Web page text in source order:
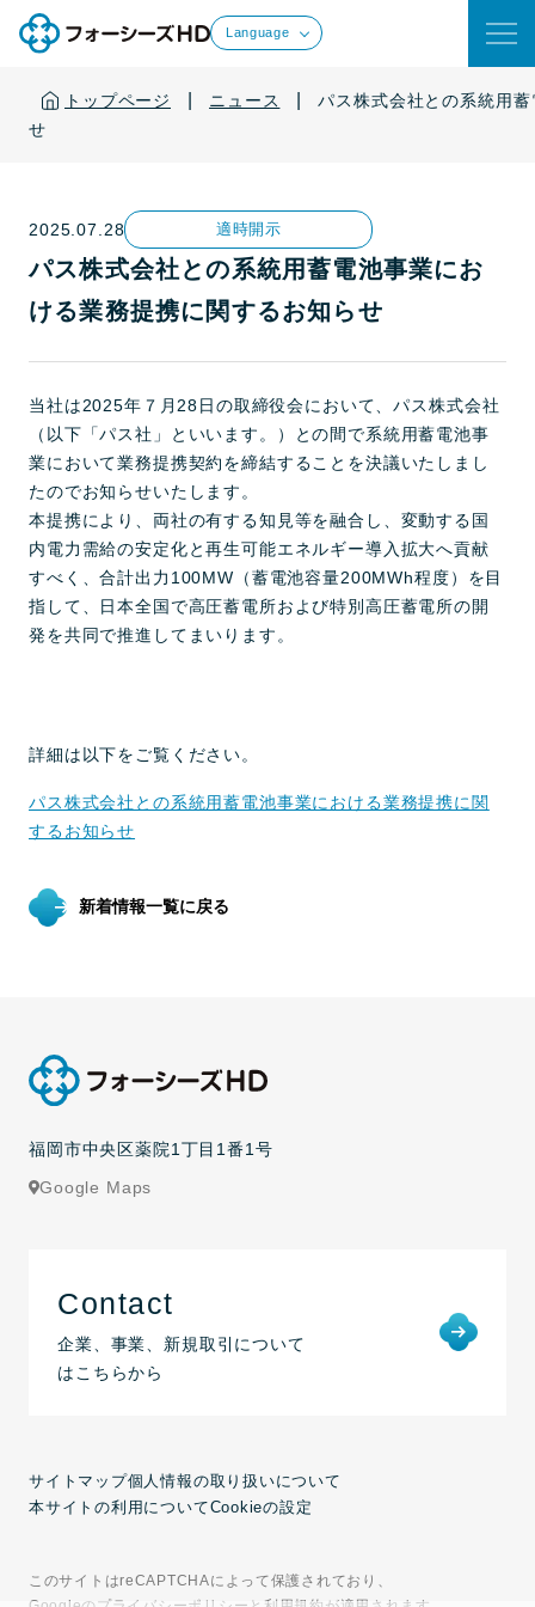
Language
トップページ ニュース
パス株式会社との系統用
せ
2025.07.28 適時開示
パス株式会社との系統用蓄電池事業にお
ける業務提携に関するお知らせ
当社は2025年７月28日の取締役会において、パス株式会社
（以下「パス社」といいます。）との間で系統用蓄電池事
業において業務提携契約を締結することを決議いたしまし
たのでお知らせいたします。
本提携により、両社の有する知見等を融合し、変動する国
内電力需給の安定化と再生可能エネルギー導入拡大へ貢献
すべく、合計出力100MW（蓄電池容量200MWh程度）を目
指して、日本全国で高圧蓄電所および特別高圧蓄電所の開
発を共同で推進してまいります。
詳細は以下をご覧ください。
パス株式会社との系統用蓄電池事業における業務提携に関
するお知らせ
新着情報一覧に戻る
サイトマップ個人情報の取り扱いについて
本サイトの利用についてCookieの設定
福岡市中央区薬院1丁目1番1号
Google Maps
Contact
企業、事業、新規取引について
はこちらから
このサイトはreCAPTCHAによって保護されており、